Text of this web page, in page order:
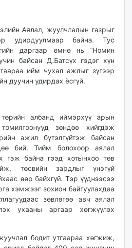
Аялал, жуулчлалын газрыг
удирдуулмаар байна. Тус
даргаар өмнө нь “Номин
байсан Д.Батсүх гэдэг хүн
ийм чухал ажлыг зүгээр
дуучин удирдах ёсгүй.
албанд иймэрхүү арын
зөндөө хийгдэж
ажил бүтэлгүйтэж байсан
бий. Тийм болохоор аялал
гэж байна гээд хотынхоо төв
төсвийн зардлыг үнэгүй
өөр байхгүй. Тэр үүднээсээ
хэмжээг зохион байгуулахдаа
зөвлөгөө авч аялал
ухааны аргаар хөгжүүлэх
бодит утгаараа хөгжиж,